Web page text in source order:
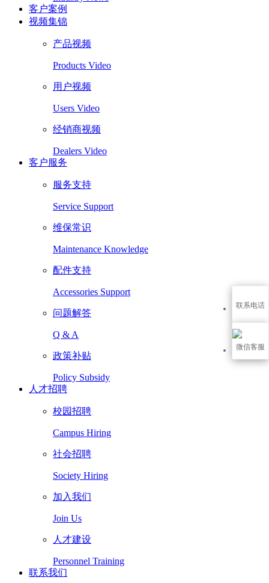
客户案例
视频集锦
产品视频
Products Video
用户视频
Users Video
经销商视频
Dealers Video
客户服务
服务支持
Service Support
维保常识
Maintenance Knowledge
配件支持
Accessories Support
问题解答
Q & A
政策补贴
Policy Subsidy
人才招聘
校园招聘
Campus Hiring
社会招聘
Society Hiring
加入我们
Join Us
人才建设
Personnel Training
联系我们
联系电话
微信客服